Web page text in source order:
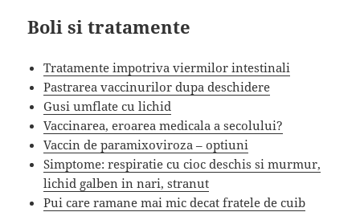
Boli si tratamente
Tratamente impotriva viermilor intestinali
Pastrarea vaccinurilor dupa deschidere
Gusi umflate cu lichid
Vaccinarea, eroarea medicala a secolului?
Vaccin de paramixoviroza – optiuni
Simptome: respiratie cu cioc deschis si murmur,
lichid galben in nari, stranut
Pui care ramane mai mic decat fratele de cuib